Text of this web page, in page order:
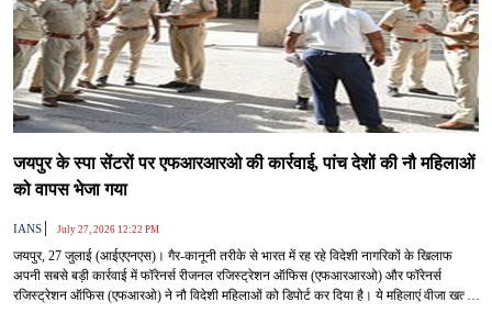
जयपुर के स्पा सेंटरों पर एफआरआरओ की कार्रवाई, पांच देशों की नौ महिलाओं
को वापस भेजा गया
IANS | July 27, 2026 12:22 PM
जयपुर, 27 जुलाई (आईएएनएस)। गैर-कानूनी तरीके से भारत में रह रहे विदेशी नागरिकों के खिलाफ
अपनी सबसे बड़ी कार्रवाई में फॉरेनर्स रीजनल रजिस्ट्रेशन ऑफिस (एफआरआरओ) और फॉरेनर्स
रजिस्ट्रेशन ऑफिस (एफआरओ) ने नौ विदेशी महिलाओं को डिपोर्ट कर दिया है। ये महिलाएं वीजा खत्म